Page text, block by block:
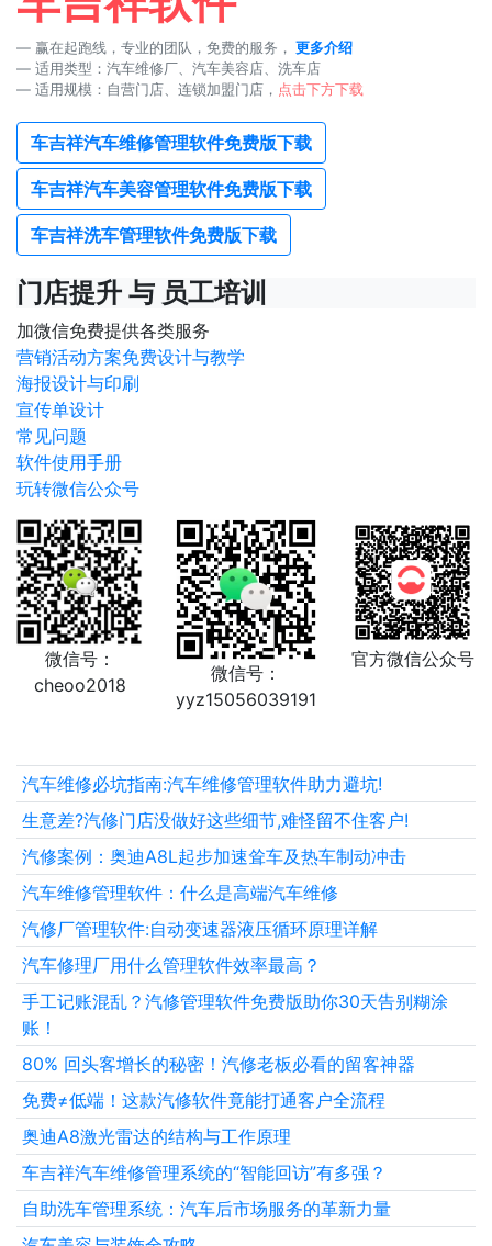
赢在起跑线，专业的团队，免费的服务， 更多介绍
适用类型：汽车维修厂、汽车美容店、洗车店
适用规模：自营门店、连锁加盟门店， 点击下方下载
车吉祥汽车维修管理软件免费版下载
车吉祥汽车美容管理软件免费版下载
车吉祥洗车管理软件免费版下载
门店提升 与 员工培训
加微信免费提供各类服务
营销活动方案免费设计与教学
海报设计与印刷
宣传单设计
常见问题
软件使用手册
玩转微信公众号
微信号：
cheoo2018
微信号：
yyz15056039191
官方微信公众号
汽车维修必坑指南:汽车维修管理软件助力避坑!
生意差?汽修门店没做好这些细节,难怪留不住客户!
汽修案例：奥迪A8L起步加速耸车及热车制动冲击
汽车维修管理软件：什么是高端汽车维修
汽修厂管理软件:自动变速器液压循环原理详解
汽车修理厂用什么管理软件效率最高？
手工记账混乱？汽修管理软件免费版助你30天告别糊涂
账！
80% 回头客增长的秘密！汽修老板必看的留客神器
免费≠低端！这款汽修软件竟能打通客户全流程
奥迪A8激光雷达的结构与工作原理
车吉祥汽车维修管理系统的“智能回访”有多强？
自助洗车管理系统：汽车后市场服务的革新力量